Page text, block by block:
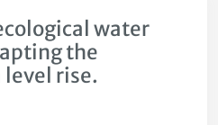
water
the
level rise.